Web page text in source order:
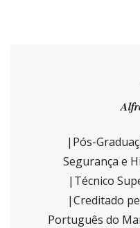
|Pós-
Segurança e
|Técnico
|Creditado
Português do